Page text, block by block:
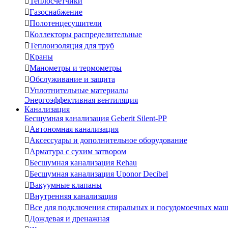
Газоснабжение
Полотенцесушители
Коллекторы распределительные
Теплоизоляция для труб
Краны
Манометры и термометры
Обслуживание и защита
Уплотнительные материалы
Энергоэффективная вентиляция
Канализация
Бесшумная канализация Geberit Silent-PP
Автономная канализация
Аксессуары и дополнительное оборудование
Арматура с сухим затвором
Бесшумная канализация Rehau
Бесшумная канализация Uponor Decibel
Вакуумные клапаны
Внутренняя канализация
Все для подключения стиральных и посудомоечных
Дождевая и дренажная